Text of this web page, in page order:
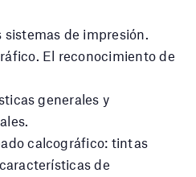
sistemas de impresión.
El reconocimiento de
generales y
calcográfico: tintas
de